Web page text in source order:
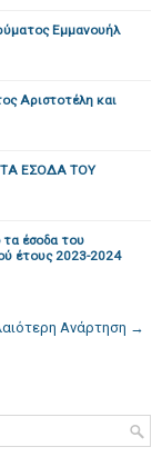
Εμμανουήλ
Αριστοτέλη και
ΕΣΟΔΑ ΤΟΥ
έσοδα του
έτους 2023-2024
Ανάρτηση →